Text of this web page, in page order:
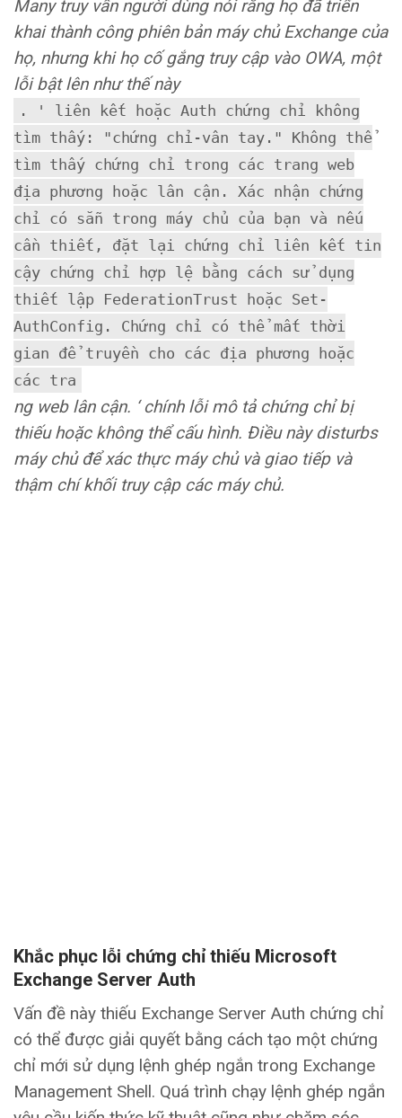
Many truy vấn người dùng nói rằng họ đã triển
khai thành công phiên bản máy chủ Exchange của
họ, nhưng khi họ cố gắng truy cập vào OWA, một
lỗi bật lên như thế này
. ' liên kết hoặc Auth chứng chỉ không
tìm thấy: "chứng chỉ-vân tay." Không thể
tìm thấy chứng chỉ trong các trang web
địa phương hoặc lân cận. Xác nhận chứng
chỉ có sẵn trong máy chủ của bạn và nếu
cần thiết, đặt lại chứng chỉ liên kết tin
cậy chứng chỉ hợp lệ bằng cách sử dụng
thiết lập FederationTrust hoặc Set-
AuthConfig. Chứng chỉ có thể mất thời
gian để truyền cho các địa phương hoặc
các tra
ng web lân cận. ‘ chính lỗi mô tả chứng chỉ bị
thiếu hoặc không thể cấu hình. Điều này disturbs
máy chủ để xác thực máy chủ và giao tiếp và
thậm chí khối truy cập các máy chủ.
Khắc phục lỗi chứng chỉ thiếu Microsoft
Exchange Server Auth
Vấn đề này thiếu Exchange Server Auth chứng chỉ
có thể được giải quyết bằng cách tạo một chứng
chỉ mới sử dụng lệnh ghép ngắn trong Exchange
Management Shell. Quá trình chạy lệnh ghép ngắn